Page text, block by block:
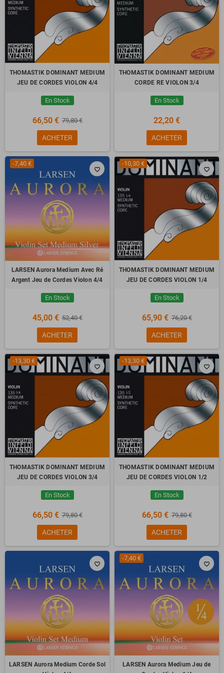
THOMASTIK DOMINANT MEDIUM
JEU DE CORDES VIOLON 4/4
En Stock
66,50 € 79,80 €
ACHETER
THOMASTIK DOMINANT MEDIUM
CORDE RE VIOLON 3/4
En Stock
22,20 €
ACHETER
favorite_border
-7,40 €
LARSEN Aurora Medium Avec Ré
Argent Jeu de Cordes Violon 4/4
En Stock
45,00 € 52,40 €
ACHETER
favorite_border
-10,30 €
THOMASTIK DOMINANT MEDIUM
JEU DE CORDES VIOLON 1/4
En Stock
65,90 € 76,20 €
ACHETER
favorite_border
-13,30 €
THOMASTIK DOMINANT MEDIUM
JEU DE CORDES VIOLON 3/4
En Stock
66,50 € 79,80 €
ACHETER
favorite_border
-13,30 €
THOMASTIK DOMINANT MEDIUM
JEU DE CORDES VIOLON 1/2
En Stock
66,50 € 79,80 €
ACHETER
favorite_border
LARSEN Aurora Medium Corde Sol
favorite_border
-7,40 €
LARSEN Aurora Medium Jeu de